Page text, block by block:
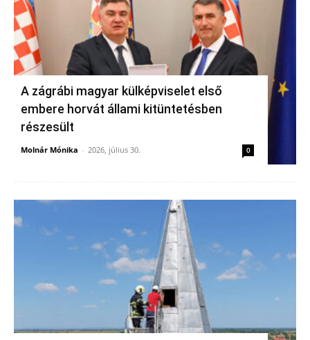
A zágrábi magyar külképviselet első
embere horvát állami kitüntetésben
részesült
Molnár Mónika - 2026, július 30. 0